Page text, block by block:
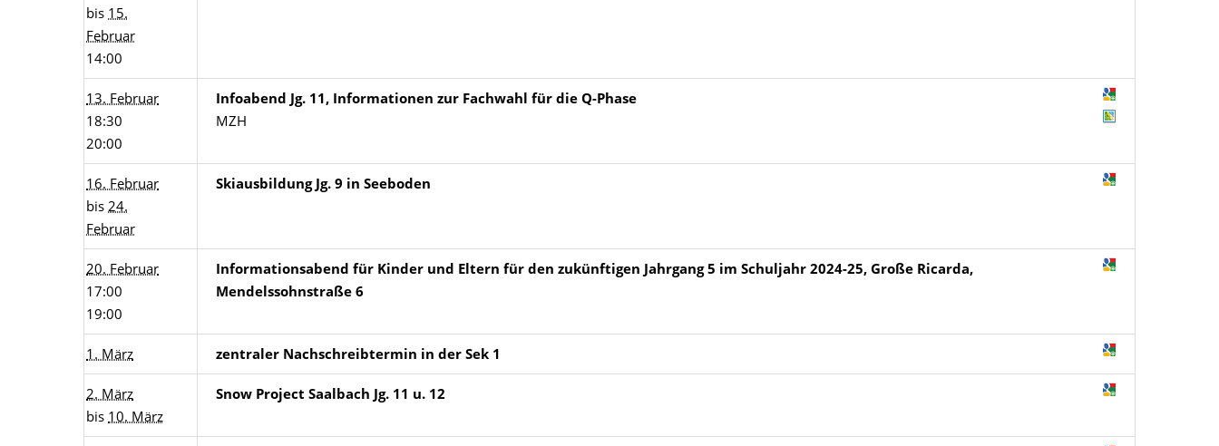
bis 15.
Februar
14:00
13. Februar
18:30
20:00
Infoabend Jg. 11, Informationen zur Fachwahl für die Q-Phase
MZH
16. Februar
bis 24.
Februar
Skiausbildung Jg. 9 in Seeboden
20. Februar
17:00
19:00
Informationsabend für Kinder und Eltern für den zukünftigen Jahrgang 5 im Schuljahr 2024-25, Große Ricarda,
Mendelssohnstraße 6
1. März zentraler Nachschreibtermin in der Sek 1
2. März
bis 10. März
Snow Project Saalbach Jg. 11 u. 12